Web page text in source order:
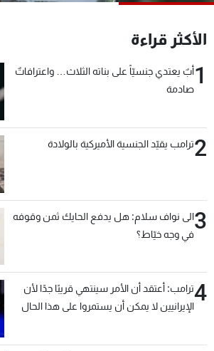
الأكثر قراءة
1أبٌ يعتدي جنسيّاً على بناته الثلاث… واعترافاتٌ
صادمة
2ترامب يقيّد الجنسية الأميركية بالولادة
3الى نواف سلام: هل يدفع الحايك ثمن وقوفه
في وجه خيّاط؟
4ترامب: أعتقد أن الأمر سينتهي قريبًا جدًا لأن
الإيرانيين لا يمكن أن يستمروا على هذا الحال
شاهد البرامج
الترددات
عن MTV
سياسة الخصوصية